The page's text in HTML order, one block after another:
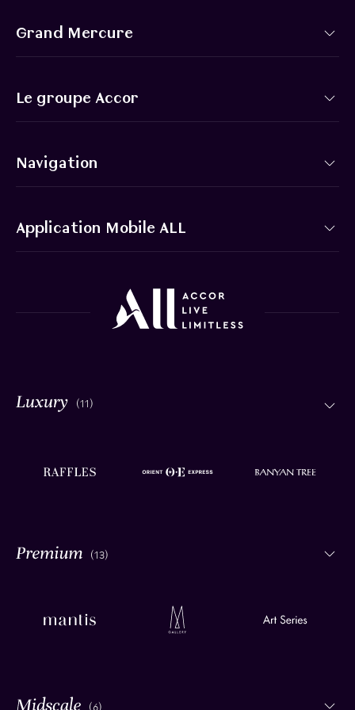
Grand Mercure
Le groupe Accor
Navigation
Application Mobile ALL
(11)
(13)
(6)